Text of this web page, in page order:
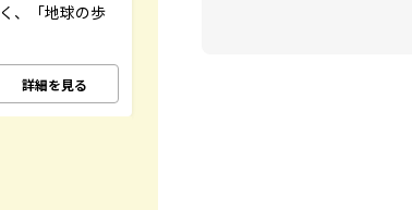
、「地球の歩
詳細を見る